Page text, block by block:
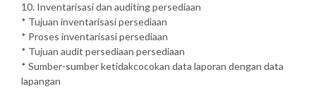
10. Inventarisasi dan auditing persediaan
* Tujuan inventarisasi persediaan
* Proses inventarisasi persediaan
* Tujuan audit persediaan persediaan
* Sumber-sumber ketidakcocokan data laporan dengan data
lapangan